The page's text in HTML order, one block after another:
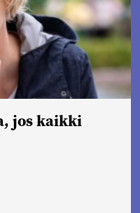
jos kaikki